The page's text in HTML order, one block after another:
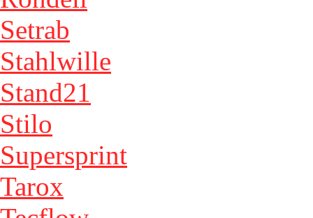
Setrab
Stahlwille
Stand21
Stilo
Supersprint
Tarox